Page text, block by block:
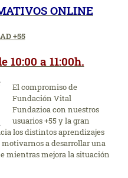
ONLINE
+55
10:00 a 11:00h.
El compromiso de
Fundación Vital
Fundazioa con nuestros
usuarios +55 y la gran
los distintos aprendizajes
a desarrollar una
mientras mejora la situación